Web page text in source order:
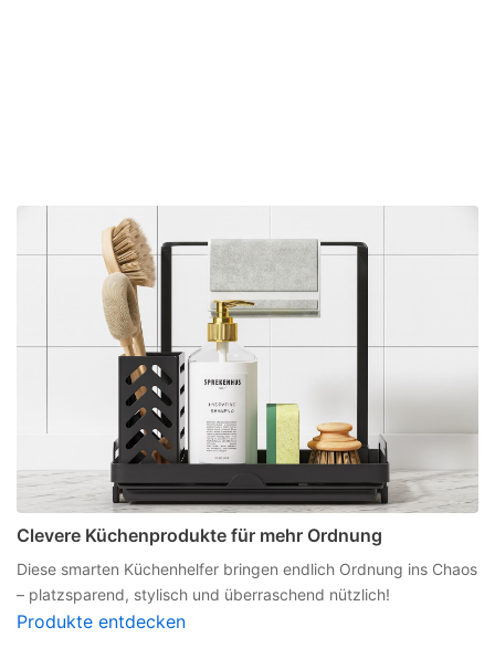
Clevere Küchenprodukte für mehr Ordnung
Diese smarten Küchenhelfer bringen endlich Ordnung ins Chaos
– platzsparend, stylisch und überraschend nützlich!
Produkte entdecken